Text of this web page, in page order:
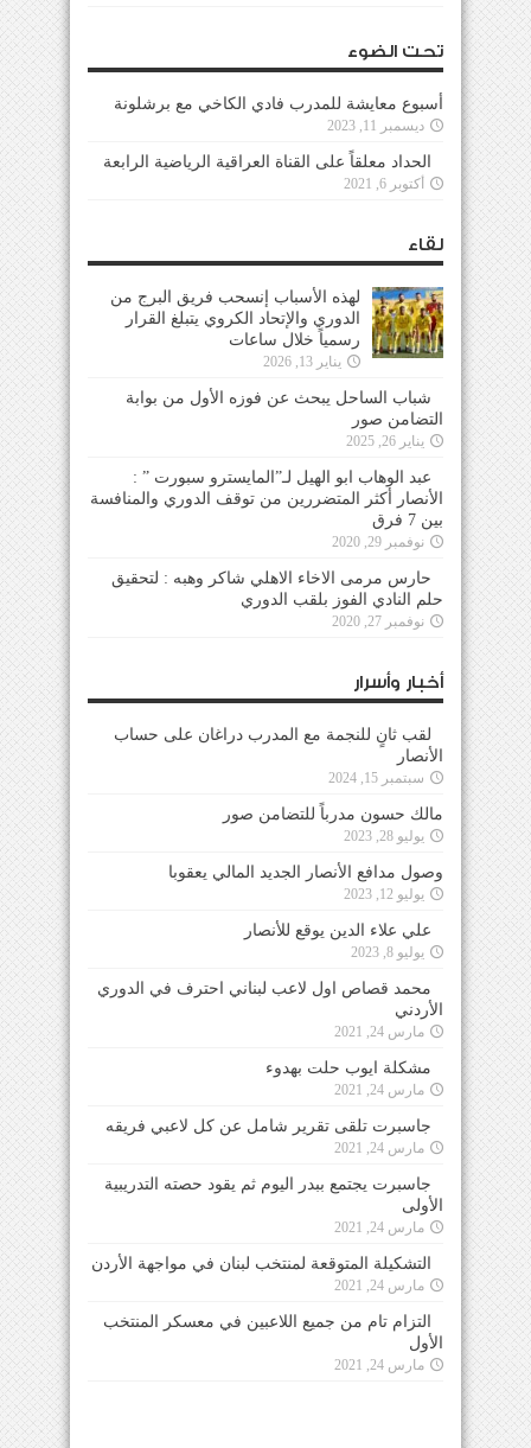
تحت الضوء
أسبوع معايشة للمدرب فادي الكاخي مع برشلونة
ديسمبر 11, 2023
الحداد معلقاً على القناة العراقية الرياضية الرابعة
أكتوبر 6, 2021
لقاء
لهذه الأسباب إنسحب فريق البرج من
الدوري والإتحاد الكروي يتبلغ القرار
رسمياً خلال ساعات
يناير 13, 2026
شباب الساحل يبحث عن فوزه الأول من بوابة
التضامن صور
يناير 26, 2025
عبد الوهاب ابو الهيل لـ”المايسترو سبورت ” :
الأنصار أكثر المتضررين من توقف الدوري والمنافسة
بين 7 فرق
نوفمبر 29, 2020
حارس مرمى الاخاء الاهلي شاكر وهبه : لتحقيق
حلم النادي الفوز بلقب الدوري
نوفمبر 27, 2020
أخبار وأسرار
لقب ثانٍ للنجمة مع المدرب دراغان على حساب
الأنصار
سبتمبر 15, 2024
مالك حسون مدرباً للتضامن صور
يوليو 28, 2023
وصول مدافع الأنصار الجديد المالي يعقوبا
يوليو 12, 2023
علي علاء الدين يوقع للأنصار
يوليو 8, 2023
محمد قصاص اول لاعب لبناني احترف في الدوري
الأردني
مارس 24, 2021
مشكلة ايوب حلت بهدوء
مارس 24, 2021
جاسبرت تلقى تقرير شامل عن كل لاعبي فريقه
مارس 24, 2021
جاسبرت يجتمع ببدر اليوم ثم يقود حصته التدريبية
الأولى
مارس 24, 2021
التشكيلة المتوقعة لمنتخب لبنان في مواجهة الأردن
مارس 24, 2021
التزام تام من جميع اللاعبين في معسكر المنتخب
الأول
مارس 24, 2021